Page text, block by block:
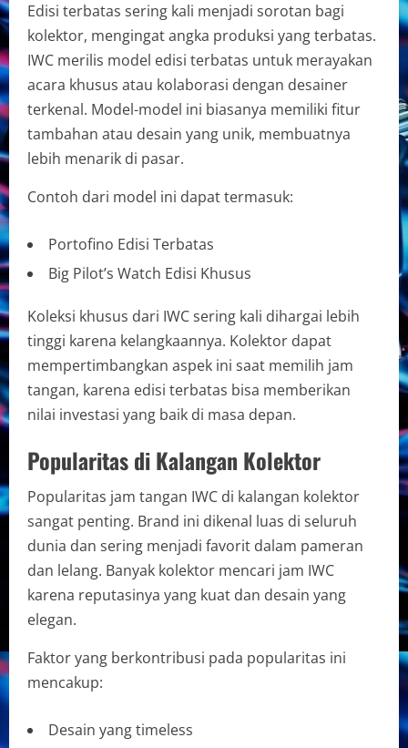
Edisi terbatas sering kali menjadi sorotan bagi
kolektor, mengingat angka produksi yang terbatas.
IWC merilis model edisi terbatas untuk merayakan
acara khusus atau kolaborasi dengan desainer
terkenal. Model-model ini biasanya memiliki fitur
tambahan atau desain yang unik, membuatnya
lebih menarik di pasar.
Contoh dari model ini dapat termasuk:
Portofino Edisi Terbatas
Big Pilot’s Watch Edisi Khusus
Koleksi khusus dari IWC sering kali dihargai lebih
tinggi karena kelangkaannya. Kolektor dapat
mempertimbangkan aspek ini saat memilih jam
tangan, karena edisi terbatas bisa memberikan
nilai investasi yang baik di masa depan.
Popularitas di Kalangan Kolektor
Popularitas jam tangan IWC di kalangan kolektor
sangat penting. Brand ini dikenal luas di seluruh
dunia dan sering menjadi favorit dalam pameran
dan lelang. Banyak kolektor mencari jam IWC
karena reputasinya yang kuat dan desain yang
elegan.
Faktor yang berkontribusi pada popularitas ini
mencakup:
Desain yang timeless